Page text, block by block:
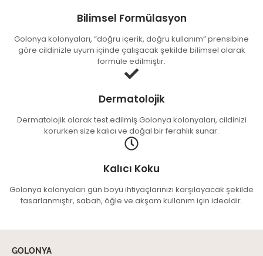
Bilimsel Formülasyon
Golonya kolonyaları, “doğru içerik, doğru kullanım” prensibine
göre cildinizle uyum içinde çalışacak şekilde bilimsel olarak
formüle edilmiştir.
Dermatolojik
Dermatolojik olarak test edilmiş Golonya kolonyaları, cildinizi
korurken size kalıcı ve doğal bir ferahlık sunar.
Kalıcı Koku
Golonya kolonyaları gün boyu ihtiyaçlarınızı karşılayacak şekilde
tasarlanmıştır, sabah, öğle ve akşam kullanım için idealdir.
GOLONYA